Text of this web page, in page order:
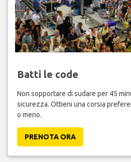
Batti le code
Non sopportare di sudare per 45
sicurezza. Ottieni una corsia
o meno.
PRENOTA ORA